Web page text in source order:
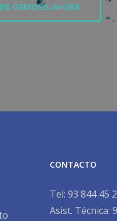
ÓSMOSIS AHORA
CONTACTO
Tel: 93 844 45
Asist. Técnica: